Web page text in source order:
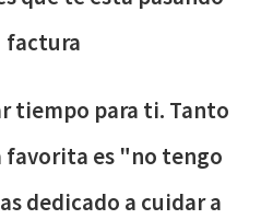
factura
tiempo para ti. Tanto
favorita es "no tengo
dedicado a cuidar a